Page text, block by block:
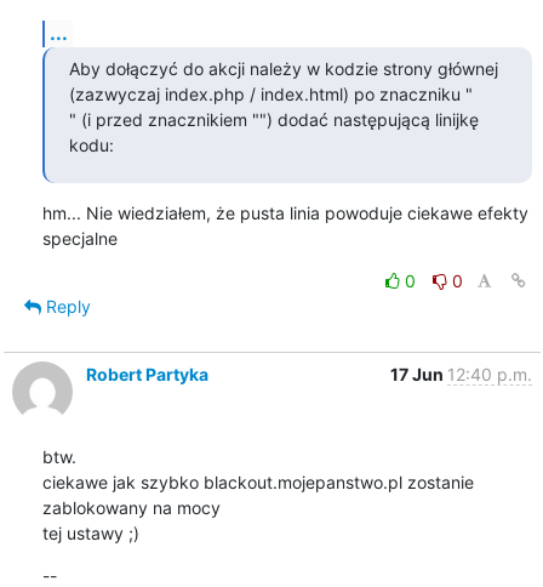
...
Aby dołączyć do akcji należy w kodzie strony głównej
(zazwyczaj index.php / index.html) po znaczniku "
" (i przed znacznikiem "") dodać następującą linijkę
kodu:
hm... Nie wiedziałem, że pusta linia powoduje ciekawe efekty
specjalne
0
0
Reply
Robert Partyka 17 Jun 12:40 p.m.
btw.
ciekawe jak szybko blackout.mojepanstwo.pl zostanie
zablokowany na mocy
tej ustawy ;)
--